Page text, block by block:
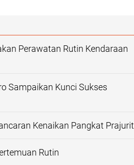
Perawatan Rutin Kendaraan
Sampaikan Kunci Sukses
Kenaikan Pangkat Prajurit
Rutin